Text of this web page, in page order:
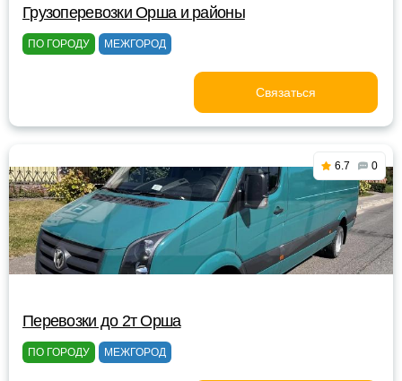
Грузоперевозки Орша и районы
ПО ГОРОДУ МЕЖГОРОД
Связаться
6.7 0
Перевозки до 2т Орша
ПО ГОРОДУ МЕЖГОРОД